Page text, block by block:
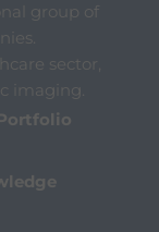
group of
sector,
imaging.